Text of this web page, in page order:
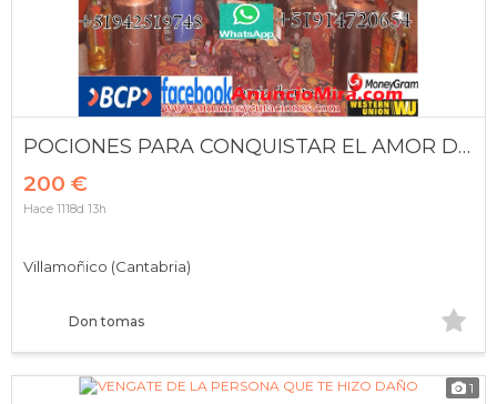
POCIONES PARA CONQUISTAR EL AMOR DE LA PERSONA ESPECIAL
200 €
Don tomas
Villamoñico (Cantabria)
Hace 1118d 13h
1